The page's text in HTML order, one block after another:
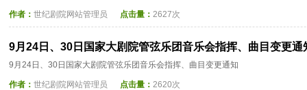
作者： 世纪剧院网站管理员 点击量： 2627次
9月24日、30日国家大剧院管弦乐团音乐会指挥、曲目变更通
9月24日、30日国家大剧院管弦乐团音乐会指挥、曲目变更通知
作者： 世纪剧院网站管理员 点击量： 2620次